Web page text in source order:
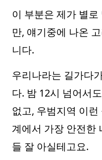
이 부분은 제가 별
만, 얘기중에 나온
니다.
우리나라는 길가다
다. 밤 12시 넘어서
없고, 우범지역 이
계에서 가장 안전한
들 잘 아실테고요.